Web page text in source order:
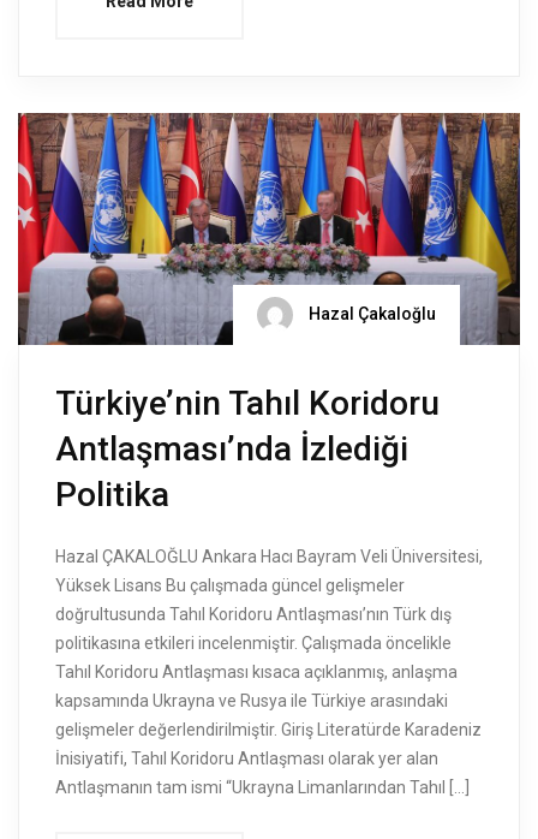
Hazal Çakaloğlu
Türkiye’nin Tahıl Koridoru
Antlaşması’nda İzlediği
Politika
Hazal ÇAKALOĞLU Ankara Hacı Bayram Veli Üniversitesi,
Yüksek Lisans Bu çalışmada güncel gelişmeler
doğrultusunda Tahıl Koridoru Antlaşması’nın Türk dış
politikasına etkileri incelenmiştir. Çalışmada öncelikle
Tahıl Koridoru Antlaşması kısaca açıklanmış, anlaşma
kapsamında Ukrayna ve Rusya ile Türkiye arasındaki
gelişmeler değerlendirilmiştir. Giriş Literatürde Karadeniz
İnisiyatifi, Tahıl Koridoru Antlaşması olarak yer alan
Antlaşmanın tam ismi “Ukrayna Limanlarından Tahıl […]